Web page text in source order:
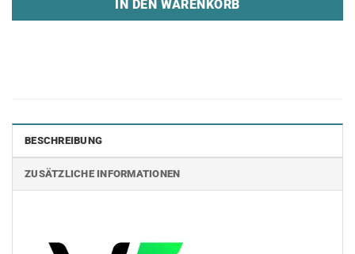
IN DEN WARENKORB
BESCHREIBUNG
ZUSÄTZLICHE INFORMATIONEN